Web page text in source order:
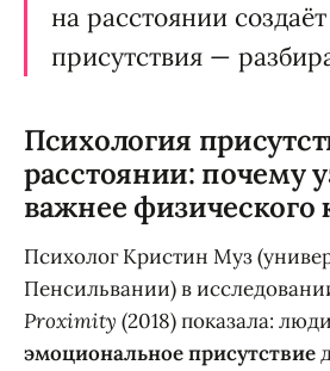
на расстоянии
присутствия —
Психология
расстоянии: почему
важнее физического
Психолог Кристин Муз
Пенсильвании) в
Proximity (2018) показала:
эмоциональное присутствие